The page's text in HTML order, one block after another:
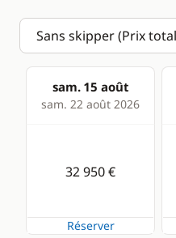
sam. 15 août
sam. 22 août 2026
32 950 €
Réserver